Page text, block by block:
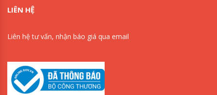
LIÊN HỆ
Liên hệ tư vấn, nhận báo giá qua email